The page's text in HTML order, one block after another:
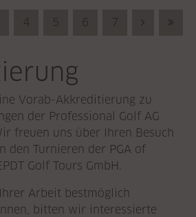
4 5 6 7 Next
Vorab-Akkreditierung zu
der Professional Golf AG
freuen uns über Ihren Besuch
den Turnieren der PGA of
Golf Tours GmbH.
Arbeit bestmöglich
bitten wir interessierte